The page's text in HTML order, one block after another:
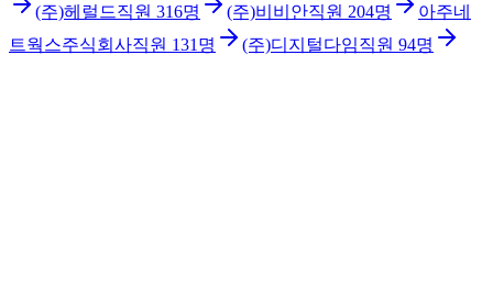
(주)헤럴드직원 316명 (주)비비안직원 204명
아주네
트웍스주식회사직원 131 명 (주)디지털다임직원 94명